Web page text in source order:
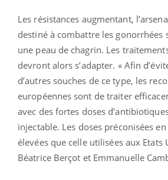
Les résistances augmentant,
destiné à combattre les gonorrhées
une peau de chagrin. Les
devront alors s’adapter. « Afin
d’autres souches de ce type, les
européennes sont de traiter
avec des fortes doses
injectable. Les doses préconisées
élevées que celle utilisées aux Etats
Béatrice Berçot et Emmanuelle